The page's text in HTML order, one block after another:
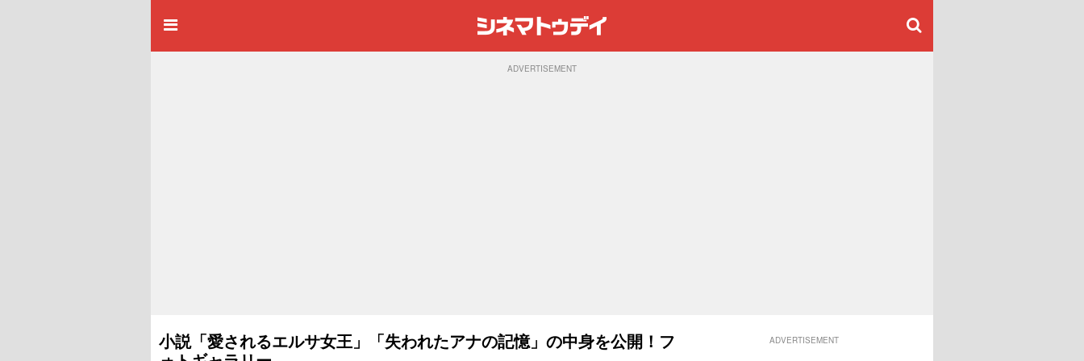
ADVERTISEMENT
小説「愛されるエルサ女王」「失われたアナの記憶」の中身を公開！フ
ADVERTISEMENT